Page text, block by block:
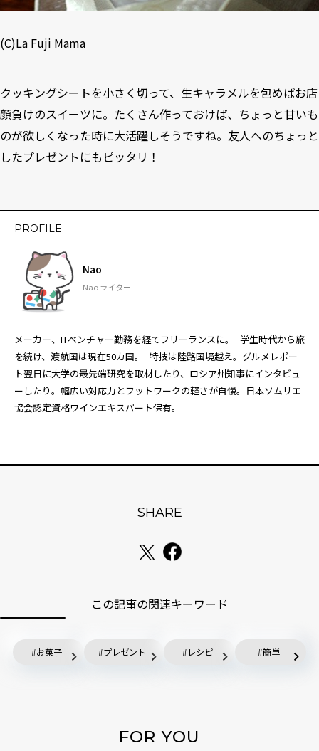
(C)La Fuji Mama
クッキングシートを小さく切って、生キャラメルを包めばお店
顔負けのスイーツに。たくさん作っておけば、ちょっと甘いも
のが欲しくなった時に大活躍しそうですね。友人へのちょっと
したプレゼントにもピッタリ！
PROFILE
Nao
Nao ライター
メーカー、ITベンチャー勤務を経てフリーランスに。 学生時代から旅
を続け、渡航国は現在50カ国。 特技は陸路国境越え。グルメレポー
ト翌日に大学の最先端研究を取材したり、ロシア州知事にインタビュ
ーしたり。幅広い対応力とフットワークの軽さが自慢。日本ソムリエ
協会認定資格ワインエキスパート保有。
SHARE
この記事の関連キーワード
お菓子 プレゼント レシピ 簡単
FOR YOU